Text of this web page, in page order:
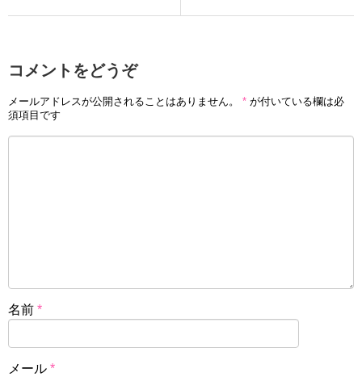
コメントをどうぞ
メールアドレスが公開されることはありません。 * が付いている欄は必
須項目です
名前 *
メール *